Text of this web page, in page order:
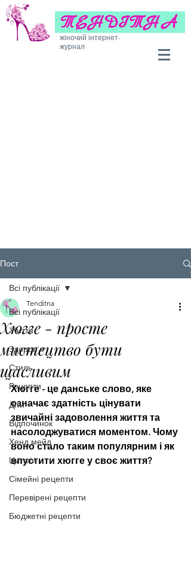
жіночий інтернет-
журнал
Пост
Всі публікації
Життя
Здоров'я
Стиль
Рецепти
Діти
Відпочинок
Хенд мейд
Цитати
Сімейні рецепти
Перевірені рецепти
Бюджетні рецепти
Всі публікації
Хюгге - просте
мистецтво бути
щасливим
Tenditna
Хюгге - це данське слово, яке
означає здатність цінувати
звичайні задоволення життя та
насолоджуватися моментом. Чому
воно стало таким популярним і як
впустити хюгге у своє життя?